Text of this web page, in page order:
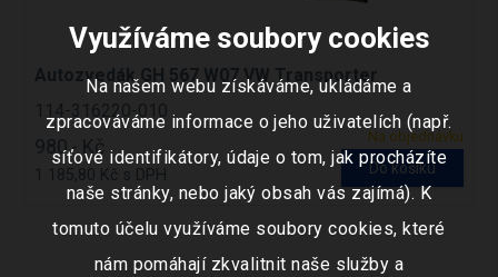
Autozvedák GH 567 W07 VW Transporter
114-316220-010
Na objednávku
980,- Kč
1 185,80 Kč s DPH Do košíku
Využíváme soubory cookies
Na našem webu získáváme, ukládáme a
zpracováváme informace o jeho uživatelích (např.
síťové identifikátory, údaje o tom, jak procházíte
naše stránky, nebo jaký obsah vás zajímá). K
tomuto účelu využíváme soubory cookies, které
nám pomáhají zkvalitnit naše služby a